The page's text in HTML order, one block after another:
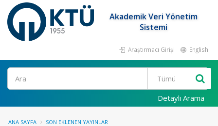
Akademik Veri Yönetim
Sistemi
Araştırmacı Girişi English
Ara
Detaylı Arama
ANA SAYFA SON EKLENEN YAYINLAR